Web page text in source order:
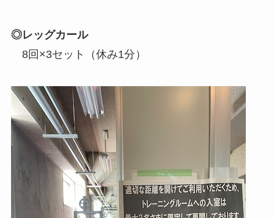
◎レッグカール
8回×3セット（休み1分）